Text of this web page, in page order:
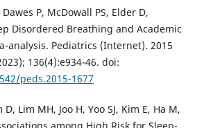
P, McDowall PS, Elder D,
Disordered Breathing and Academic
analysis. Pediatrics (Internet). 2015
136(4):e934-46. doi:
peds.2015-1677
Lim MH, Joo H, Yoo SJ, Kim E, Ha M,